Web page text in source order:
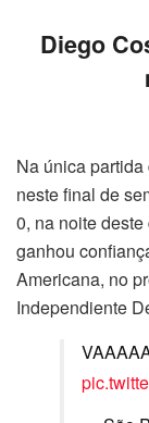
Diego
Na única
neste final de
0, na noite
ganhou
Americana, no
Independiente